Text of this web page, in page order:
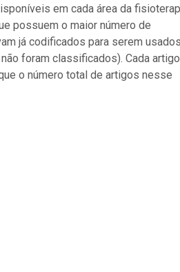
em cada área da
possuem o maior número de
já codificados para serem usados
foram classificados). Cada artigo
o número total de artigos nesse